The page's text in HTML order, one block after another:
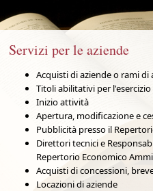
Servizi per le aziende
Acquisti di aziende o rami di
Titoli abilitativi per
Inizio attività
Apertura, modificazione e
Pubblicità presso il
Direttori tecnici e
Repertorio Economico
Acquisti di concessioni,
Locazioni di aziende